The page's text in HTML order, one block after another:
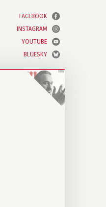
FACEBOOK
INSTAGRAM
YOUTUBE
BLUESKY